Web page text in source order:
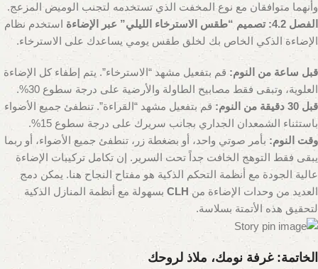
وأنهما متوافقان مع نوع المخفت الذي تستخدمه لتجنب الوميض المزعج.
الفصل 4.2: تصميم “طقس الاسترخاء الليلي” عبر الإضاءة
استخدم نظام
الإضاءة الذكي الخاص بك لخلق طقس يومي يساعدك على الاسترخاء.
قبل ساعة من النوم: قم بتفعيل مشهد “الاسترخاء”. يتم إطفاء كل الإضاءة
العلوية، وتبقى فقط مصابيح الطاولة والأرضية على درجة سطوع 30%.
قبل 30 دقيقة من النوم:
قم بتفعيل مشهد “القراءة”. تنطفئ جميع الأضواء
باستثناء الشمعدان الجداري بجانب سريرك على درجة سطوع 15%.
وقت النوم:بأمر صوتي واحد، أو بضغطة زر، تنطفئ جميع الأضواء، أو ربما
يبقى فقط التوهج الخافت جداً تحت السرير. إن تكامل تركيبات الإضاءة
عالية الجودة مع أنظمة التحكم الذكية هو مفتاح النجاح هنا. يمكن دمج
العديد من وحدات الإضاءة منCLH بسهولة مع أنظمة المنازل الذكية
لتحقيق هذه الأتمتة بسلاسة.
الخاتمة: غرفة نومك، ملاذ لروحك